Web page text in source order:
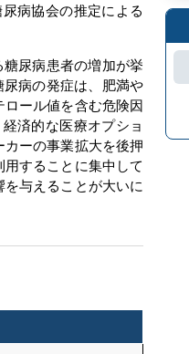
病協会の推定による
尿病患者の増加が挙
病の発症は、肥満や
ール値を含む危険因
済的な医療オプショ
ーの事業拡大を後押
することに集中して
与えることが大いに